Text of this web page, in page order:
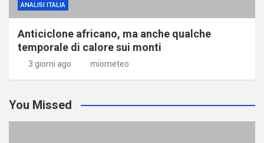
ANALISI ITALIA
Anticiclone africano, ma anche qualche
temporale di calore sui monti
3 giorni ago miometeo
You Missed